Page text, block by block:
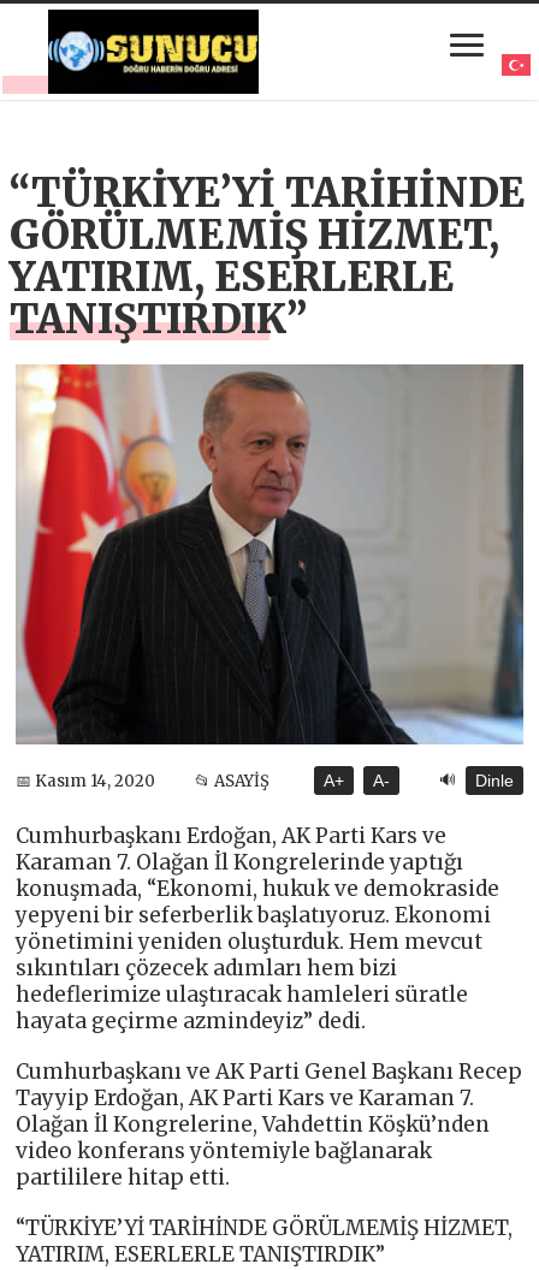
“TÜRKİYE’Yİ TARİHİNDE
GÖRÜLMEMİŞ HİZMET,
YATIRIM, ESERLERLE
TANIŞTIRDIK”
📅 Kasım 14, 2020 📂 ASAYİŞ A+ A- 🔊 Dinle
Cumhurbaşkanı Erdoğan, AK Parti Kars ve
Karaman 7. Olağan İl Kongrelerinde yaptığı
konuşmada, “Ekonomi, hukuk ve demokraside
yepyeni bir seferberlik başlatıyoruz. Ekonomi
yönetimini yeniden oluşturduk. Hem mevcut
sıkıntıları çözecek adımları hem bizi
hedeflerimize ulaştıracak hamleleri süratle
hayata geçirme azmindeyiz” dedi.
Cumhurbaşkanı ve AK Parti Genel Başkanı Recep
Tayyip Erdoğan, AK Parti Kars ve Karaman 7.
Olağan İl Kongrelerine, Vahdettin Köşkü’nden
video konferans yöntemiyle bağlanarak
partililere hitap etti.
“TÜRKİYE’Yİ TARİHİNDE GÖRÜLMEMİŞ HİZMET,
YATIRIM, ESERLERLE TANIŞTIRDIK”